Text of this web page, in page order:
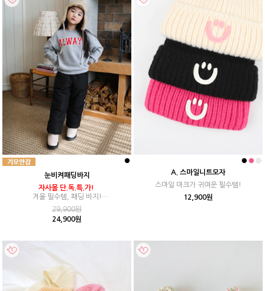
눈비켜패딩바지
자사몰 단.독.특.가!
겨울 필수템, 패딩 바지!
생활 방수, 발열 안감으로 무장!
29,900원
24,900원
A. 스마일니트모자
스마일 마크가 귀여운 필수템!
12,900원